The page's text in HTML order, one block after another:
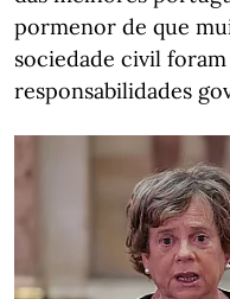
pormenor de que
sociedade civil
responsabilidades